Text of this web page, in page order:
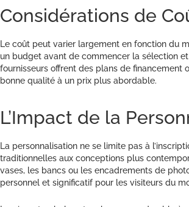
Considérations de
Le coût peut varier largement en fonction du
un budget avant de commencer la sélection
fournisseurs offrent des plans de financement
bonne qualité à un prix plus abordable.
L’Impact de la
La personnalisation ne se limite pas à
traditionnelles aux conceptions plus
vases, les bancs ou les encadrements de
personnel et significatif pour les visiteurs du